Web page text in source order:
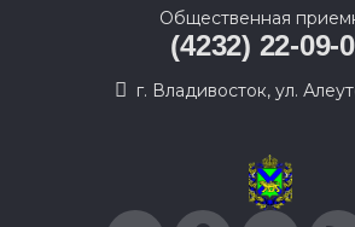
Общественная
(4232) 22-09-
г. Владивосток, ул.